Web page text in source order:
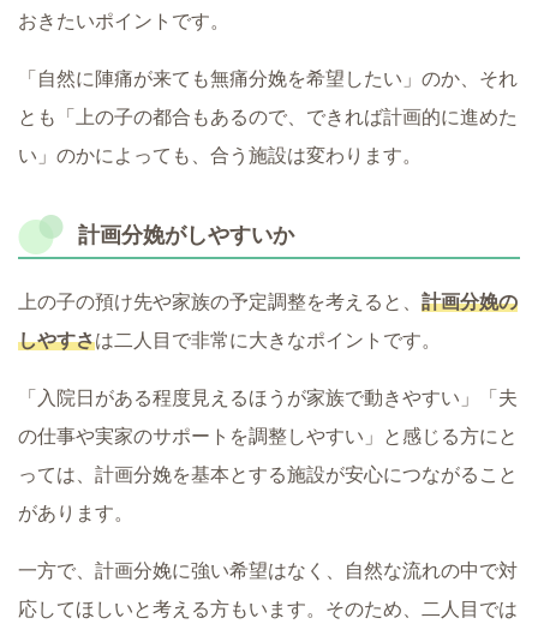
おきたいポイントです。
「自然に陣痛が来ても無痛分娩を希望したい」のか、それ
とも「上の子の都合もあるので、できれば計画的に進めた
い」のかによっても、合う施設は変わります。
計画分娩がしやすいか
上の子の預け先や家族の予定調整を考えると、 計画分娩の
しやすさは二人目で非常に大きなポイントです。
「入院日がある程度見えるほうが家族で動きやすい」「夫
の仕事や実家のサポートを調整しやすい」と感じる方にと
っては、計画分娩を基本とする施設が安心につながること
があります。
一方で、計画分娩に強い希望はなく、自然な流れの中で対
応してほしいと考える方もいます。そのため、二人目では